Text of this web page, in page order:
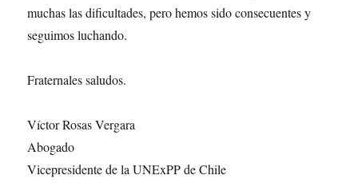
muchas las dificultades, pero hemos sido consecuentes y
seguimos luchando.
Fraternales saludos.
Víctor Rosas Vergara
Abogado
Vicepresidente de la UNExPP de Chile